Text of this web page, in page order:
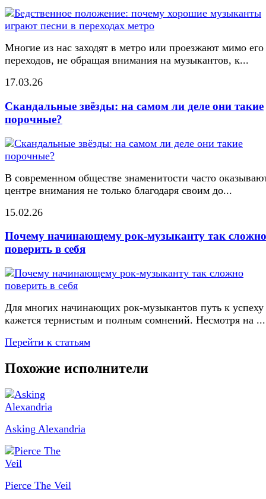
Многие из нас заходят в метро или проезжают мимо его
переходов, не обращая внимания на музыкантов, к...
17.03.26
Скандальные звёзды: на самом ли деле они такие
порочные?
В современном обществе знаменитости часто
центре внимания не только благодаря своим до...
15.02.26
Почему начинающему рок-музыканту так сложно
поверить в себя
Для многих начинающих рок-музыкантов путь к успеху
кажется тернистым и полным сомнений. Несмотря на ...
Перейти к статьям
Похожие исполнители
Asking Alexandria
Pierce The Veil